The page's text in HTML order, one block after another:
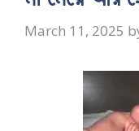
March 11, 2025